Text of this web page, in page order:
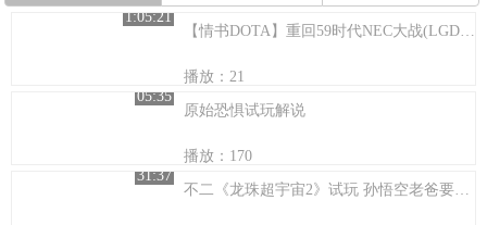
1:05:21
【情书DOTA】重回59时代NEC大战(LGD_DD)DP
播放：21
05:35
原始恐惧试玩解说
播放：170
31:37
不二《龙珠超宇宙2》试玩 孙悟空老爸要搞事